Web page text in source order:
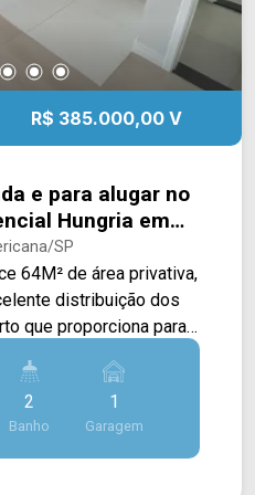
R$ 385.000,00 V
e para alugar no
Hungria em
SP
64M² de área privativa,
distribuição dos
que proporciona para
e à cozinha planejada,
funcional e
e receber visitas.
direta com a área de
2
Banho
1
Garagem